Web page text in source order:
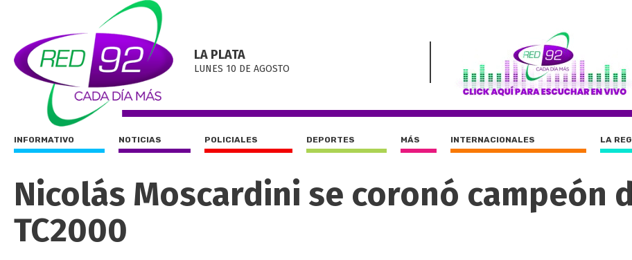
LA PLATA
LUNES 10 DE AGOSTO
INFORMATIVO NOTICIAS POLICIALES DEPORTES MÁS INTERNACIONALES LA
Nicolás Moscardini se coronó campeón
TC2000